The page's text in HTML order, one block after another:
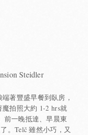
Steidler
著豐盛早餐到臥房，
拍照大約 1-2 hrs就
前一晚抵達、早晨東
。Telč 雖然小巧，又